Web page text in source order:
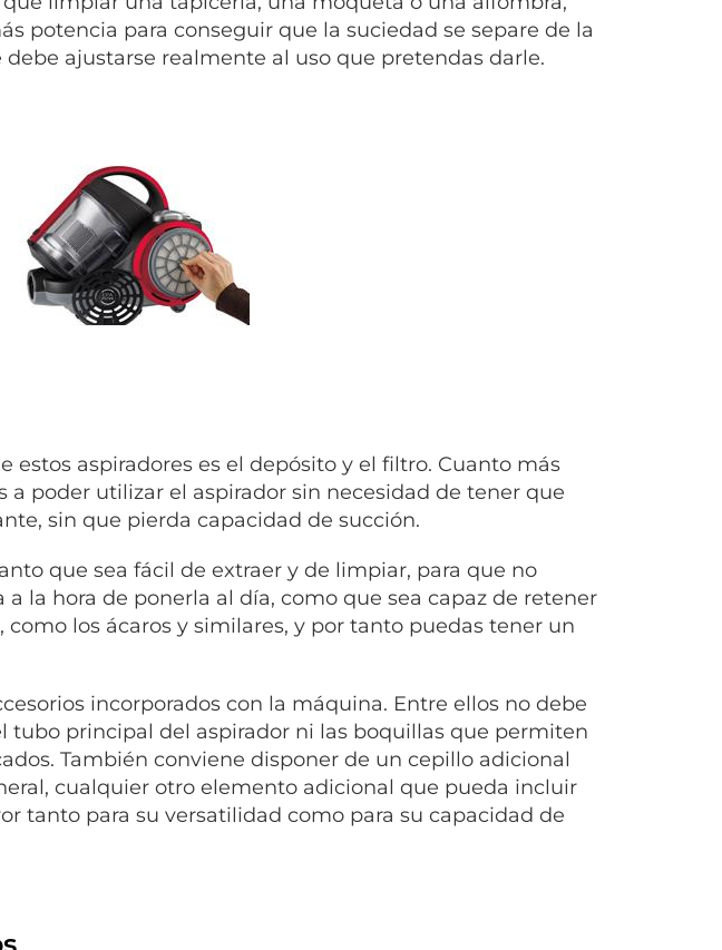
potencia para conseguir que la suciedad se separe de la
ajustarse realmente al uso que pretendas darle.
estos aspiradores es el depósito y el filtro. Cuanto más
a poder utilizar el aspirador sin necesidad de tener que
sin que pierda capacidad de succión.
que sea fácil de extraer y de limpiar, para que no
la hora de ponerla al día, como que sea capaz de retener
los ácaros y similares, y por tanto puedas tener un
incorporados con la máquina. Entre ellos no debe
tubo principal del aspirador ni las boquillas que permiten
También conviene disponer de un cepillo adicional
cualquier otro elemento adicional que pueda incluir
tanto para su versatilidad como para su capacidad de